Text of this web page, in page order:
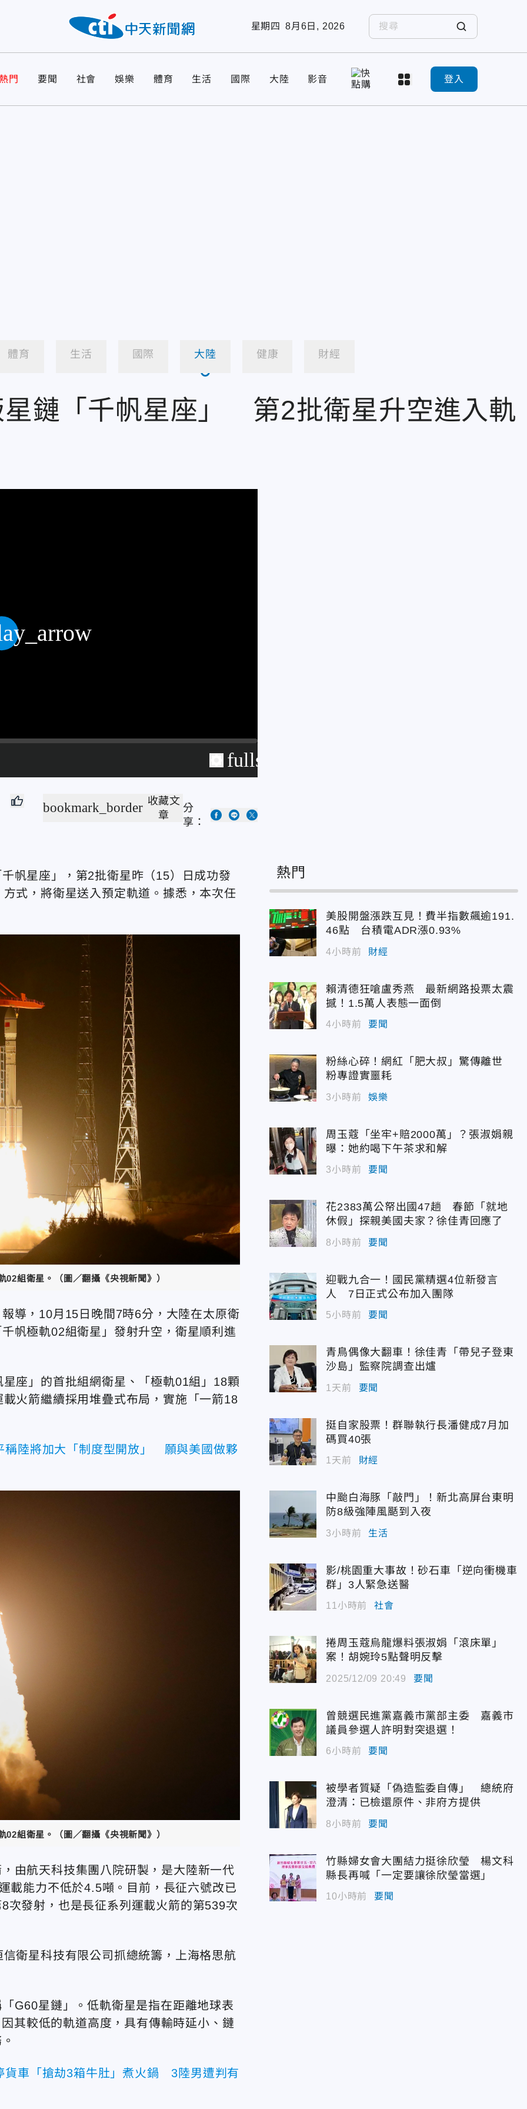
星期四 8月6日, 2026
熱門 要聞 社會 娛樂 體育 生活 國際 大陸 影音 登入
體育 生活 國際 大陸 健康 財經
鏈「千帆星座」 第2批衛星升空進入軌
fullscreen
bookmark_border 收藏文
章
分
享：
帆星座」，第2批衛星昨（15）日成功發
式，將衛星送入預定軌道。據悉，本次任
組衛星。（圖／翻攝《央視新聞》）
導，10月15日晚間7時6分，大陸在太原衛
帆極軌02組衛星」發射升空，衛星順利進
座」的首批組網衛星、「極軌01組」18顆
火箭繼續採用堆疊式布局，實施「一箭18
稱陸將加大「制度型開放」 願與美國做夥
組衛星。（圖／翻攝《央視新聞》）
由航天科技集團八院研製，是大陸新一代
載能力不低於4.5噸。目前，長征六號改已
次發射，也是長征系列運載火箭的第539次
衛星科技有限公司抓總統籌，上海格思航
G60星鏈」。低軌衛星是指在距離地球表
其較低的軌道高度，具有傳輸時延小、鏈
貨車「搶劫3箱牛肚」煮火鍋 3陸男遭判有
熱門
美股開盤漲跌互見！費半指數飆逾191.
46點 台積電ADR漲0.93%
4小時前 財經
賴清德狂嗆盧秀燕 最新網路投票太震
撼！1.5萬人表態一面倒
4小時前 要聞
粉絲心碎！網紅「肥大叔」驚傳離世
粉專證實噩耗
3小時前 娛樂
周玉蔻「坐牢+賠2000萬」？張淑娟親
曝：她約喝下午茶求和解
3小時前 要聞
花2383萬公帑出國47趟 春節「就地
休假」探親美國夫家？徐佳青回應了
8小時前 要聞
迎戰九合一！國民黨精選4位新發言
人 7日正式公布加入團隊
5小時前 要聞
青鳥偶像大翻車！徐佳青「帶兒子登東
沙島」監察院調查出爐
1天前 要聞
挺自家股票！群聯執行長潘健成7月加
碼買40張
1天前 財經
中颱白海豚「敲門」！新北高屏台東明
防8級強陣風颳到入夜
3小時前 生活
影/桃園重大事故！砂石車「逆向衝機車
群」3人緊急送醫
11小時前 社會
捲周玉蔻烏龍爆料張淑娟「滾床單」
案！胡婉玲5點聲明反擊
2025/12/09 20:49 要聞
曾競選民進黨嘉義市黨部主委 嘉義市
議員參選人許明對突退選！
6小時前 要聞
被學者質疑「偽造監委自傳」 總統府
澄清：已檢還原件、非府方提供
8小時前 要聞
竹縣婦女會大團結力挺徐欣瑩 楊文科
縣長再喊「一定要讓徐欣瑩當選」
10小時前 要聞